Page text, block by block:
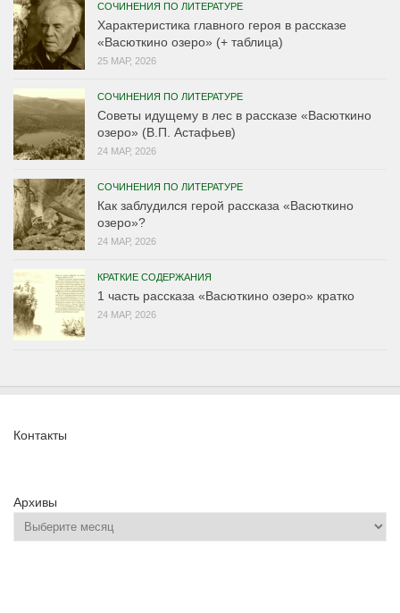
СОЧИНЕНИЯ ПО ЛИТЕРАТУРЕ
Характеристика главного героя в рассказе
«Васюткино озеро» (+ таблица)
25 МАР, 2026
СОЧИНЕНИЯ ПО ЛИТЕРАТУРЕ
Советы идущему в лес в рассказе «Васюткино
озеро» (В.П. Астафьев)
24 МАР, 2026
СОЧИНЕНИЯ ПО ЛИТЕРАТУРЕ
Как заблудился герой рассказа «Васюткино
озеро»?
24 МАР, 2026
КРАТКИЕ СОДЕРЖАНИЯ
1 часть рассказа «Васюткино озеро» кратко
24 МАР, 2026
Контакты
Архивы